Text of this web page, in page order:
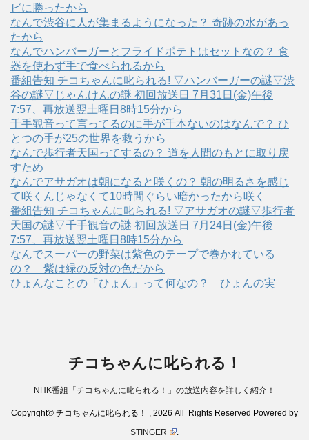
ビに勝ったから
なんで渋谷に人が集まるようになった？ 奇跡の水があっ
たから
なんでハンバーガーとフライドポテトはセットなの？ 食
器を使わず手で食べられるから
番組告知 チコちゃんに叱られる! ▽ハンバーガーの謎▽渋
谷の謎▽じゃんけんの謎 初回放送日 7月31日(金)午後
7:57、再放送翌土曜日8時15分から
千手観音って言ってるのに手が千本ないのはなんで？ ひ
とつの手が25の世界を救うから
なんで歩行者天国ってするの？ 道を人間のもとに取り戻
すため
なんでアサガオは朝になると咲くの？ 朝の明るさを感じ
て咲くんじゃなくて10時間ぐらい暗かったから咲く
番組告知 チコちゃんに叱られる! ▽アサガオの謎▽歩行者
天国の謎▽千手観音の謎 初回放送日 7月24日(金)午後
7:57、再放送翌土曜日8時15分から
なんでスーパーの野菜は紫色のテープで巻かれている
の？ 紫は緑の反対の色だから
ひょんなことの「ひょん」って何なの？ ひょんの実
チコちゃんに叱られる！
NHK番組「チコちゃんに叱られる！」の放送内容を詳しく紹介！
Copyright© チコちゃんに叱られる！ , 2026 All Rights Reserved Powered by
STINGER
.